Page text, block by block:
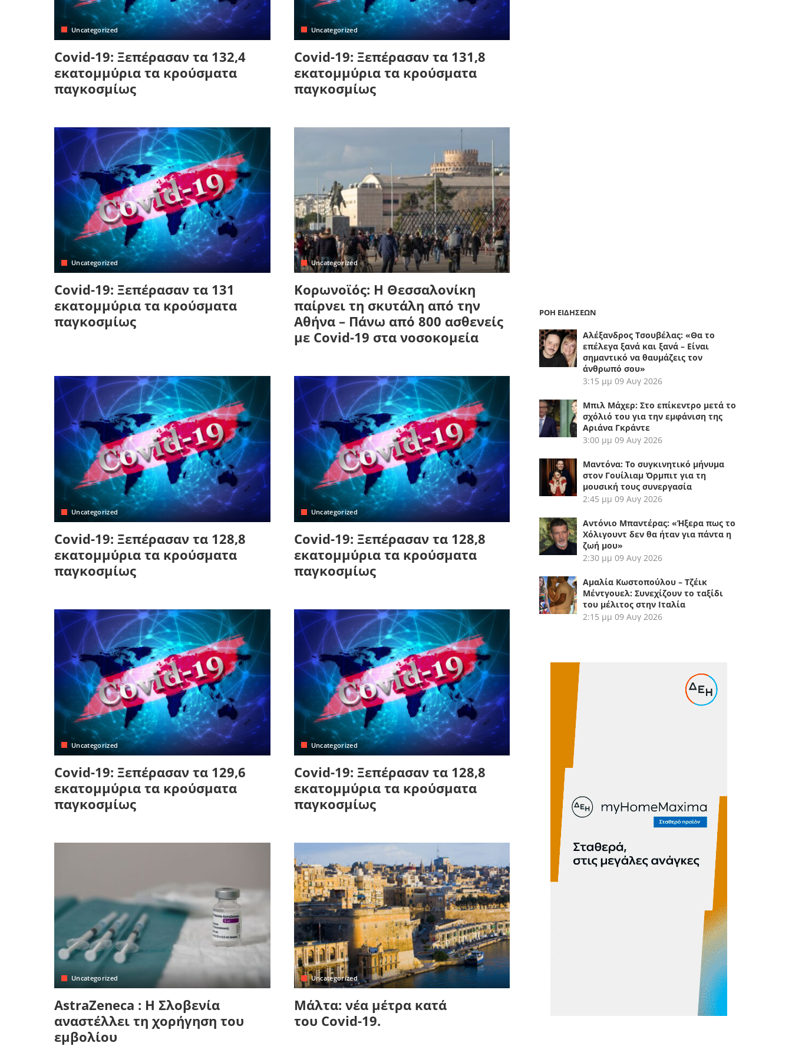
Κρήτη
Κυκλάδες
Πελοπόννησος
Uncategorized
Covid-19: Ξεπέρασαν τα 132,4
εκατομμύρια τα κρούσματα
παγκοσμίως
Uncategorized
Covid-19: Ξεπέρασαν τα 131,8
εκατομμύρια τα κρούσματα
παγκοσμίως
Uncategorized
Covid-19: Ξεπέρασαν τα 131
εκατομμύρια τα κρούσματα
παγκοσμίως
Uncategorized
Κορωνοϊός: Η Θεσσαλονίκη
παίρνει τη σκυτάλη από την
Αθήνα – Πάνω από 800 ασθενείς
με Covid-19 στα νοσοκομεία
Uncategorized
Covid-19: Ξεπέρασαν τα 128,8
εκατομμύρια τα κρούσματα
παγκοσμίως
Uncategorized
Covid-19: Ξεπέρασαν τα 128,8
εκατομμύρια τα κρούσματα
παγκοσμίως
Uncategorized
Covid-19: Ξεπέρασαν τα 129,6
εκατομμύρια τα κρούσματα
παγκοσμίως
Uncategorized
Covid-19: Ξεπέρασαν τα 128,8
εκατομμύρια τα κρούσματα
παγκοσμίως
Uncategorized
AstraZeneca : H Σλοβενία
αναστέλλει τη χορήγηση του
εμβολίου
Uncategorized
Μάλτα: νέα μέτρα κατά
του Covid-19.
ΡΟΗ ΕΙΔΗΣΕΩΝ
Αλέξανδρος Τσουβέλας: «Θα το
επέλεγα ξανά και ξανά – Είναι
σημαντικό να θαυμάζεις τον
άνθρωπό σου»
3:15 μμ 09 Αυγ 2026
Μπιλ Μάχερ: Στο επίκεντρο μετά το
σχόλιό του για την εμφάνιση της
Αριάνα Γκράντε
3:00 μμ 09 Αυγ 2026
Μαντόνα: Το συγκινητικό μήνυμα
στον Γουίλιαμ Όρμπιτ για τη
μουσική τους συνεργασία
2:45 μμ 09 Αυγ 2026
Αντόνιο Μπαντέρας: «Ήξερα πως το
Χόλιγουντ δεν θα ήταν για πάντα η
ζωή μου»
2:30 μμ 09 Αυγ 2026
Αμαλία Κωστοπούλου – Τζέικ
Μέντγουελ: Συνεχίζουν το ταξίδι
του μέλιτος στην Ιταλία
2:15 μμ 09 Αυγ 2026